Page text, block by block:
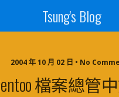
Tsung's Blog
2004 年 10 月 02 日 • No
檔案總管